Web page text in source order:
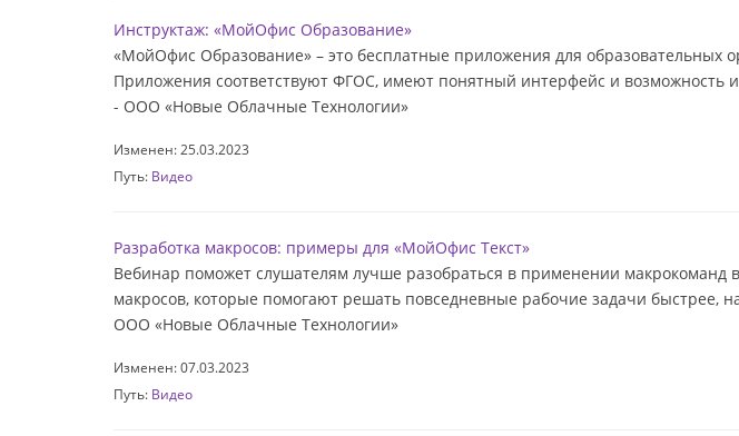
Инструктаж: «МойОфис Образование»
«МойОфис Образование» – это бесплатные приложения для образовательных
Приложения соответствуют ФГОС, имеют понятный интерфейс и возможность
- ООО «Новые Облачные Технологии»
Изменен: 25.03.2023
Путь: Видео
Разработка макросов: примеры для «МойОфис Текст»
Вебинар поможет слушателям лучше разобраться в применении
макросов, которые помогают решать повседневные рабочие задачи быстрее,
ООО «Новые Облачные Технологии»
Изменен: 07.03.2023
Путь: Видео